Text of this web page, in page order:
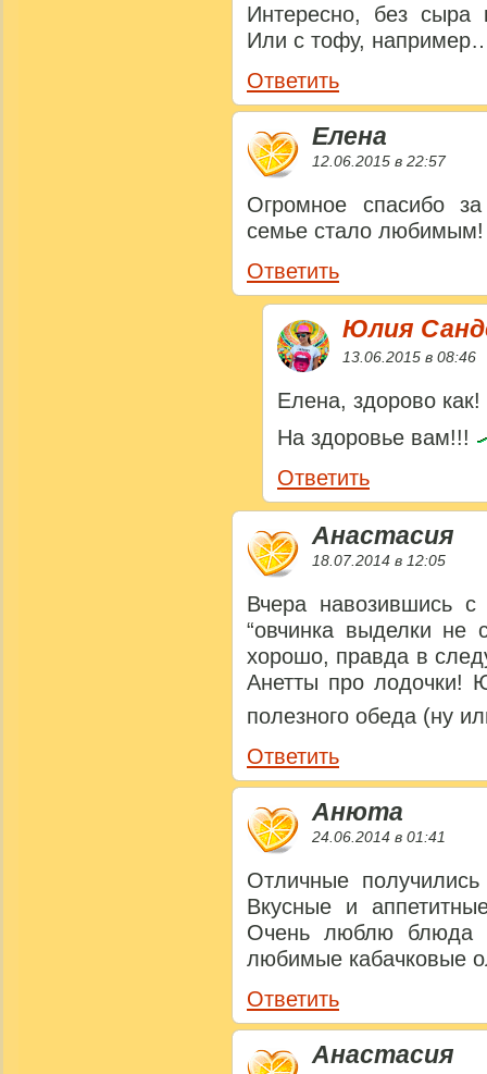
Интересно, без сыра
Или с тофу,
Ответить
Елена
12.06.2015 в 22:57
Огромное спасибо
семье стало любимым!
Ответить
Юлия
13.06.2015 в 08:46
Елена, здорово
На здоровье вам!!!
Ответить
Анастасия
18.07.2014 в 12:05
Вчера навозившись с
“овчинка выделки не
хорошо, правда в
Анетты про лодочки!
полезного обеда (ну
Ответить
Анюта
24.06.2014 в 01:41
Отличные
Вкусные и
Очень люблю блюда
любимые кабачковые
Ответить
Анастасия